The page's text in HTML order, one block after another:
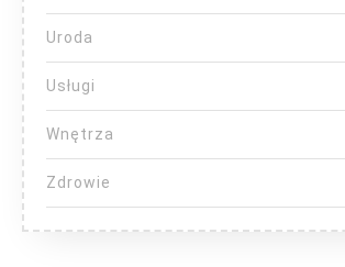
Uroda
Usługi
Wnętrza
Zdrowie